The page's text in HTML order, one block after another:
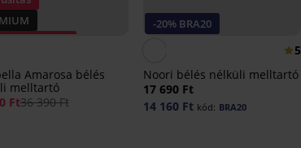
Amarosa bélés
melltartó
Ft36 390 Ft
-20% BRA20
5
Noori bélés nélküli melltartó
17 690 Ft
14 160 Ft kód: BRA20